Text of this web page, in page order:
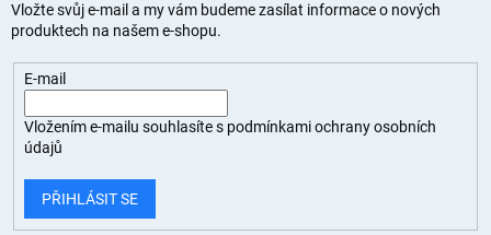
Vložte svůj e-mail a my vám budeme zasílat informace o nových
produktech na našem e-shopu.
E-mail
Vložením e-mailu souhlasíte s podmínkami ochrany osobních
údajů
PŘIHLÁSIT SE